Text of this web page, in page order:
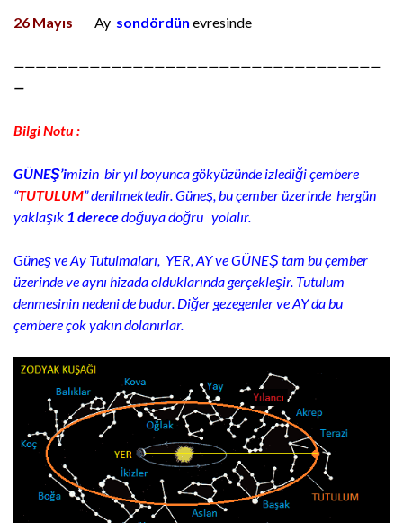
26 Mayıs Ay sondördün evresinde
——————————————————————————————————
—
Bilgi Notu :
GÜNEŞ’imizin bir yıl boyunca gökyüzünde izlediği çembere
“TUTULUM” denilmektedir. Güneş, bu çember üzerinde hergün
yaklaşık 1 derecedoğuya doğru yolalır.
Güneş ve Ay Tutulmaları, YER, AY ve GÜNEŞ tam bu çember
üzerinde ve aynı hizada olduklarında gerçekleşir. Tutulum
denmesinin nedeni de budur. Diğer gezegenler ve AY da bu
çembere çok yakın dolanırlar.